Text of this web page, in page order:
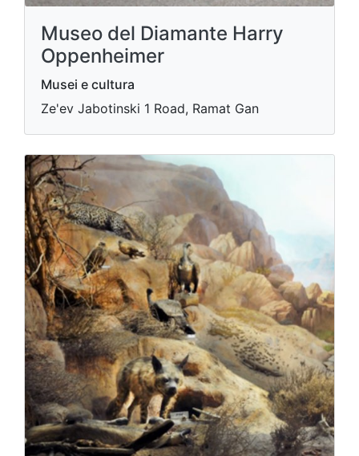
Museo del Diamante Harry
Oppenheimer
Musei e cultura
Ze'ev Jabotinski 1 Road, Ramat Gan